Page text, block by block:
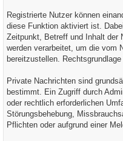
Registrierte Nutzer können
diese Funktion aktiviert ist.
Zeitpunkt, Betreff und Inhalt der
werden verarbeitet, um die vom
bereitzustellen.
Private Nachrichten sind
bestimmt. Ein Zugriff durch
oder rechtlich erforderlichen
Störungsbehebung,
Pflichten oder aufgrund einer